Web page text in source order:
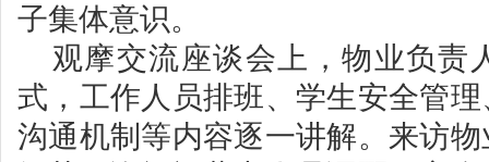
子集体意识。
观摩交流座谈会上，物业负责
式，工作人员排班、学生安全管
沟通机制等内容逐一讲解。来访